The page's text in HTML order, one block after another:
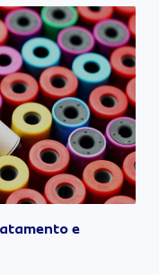
e